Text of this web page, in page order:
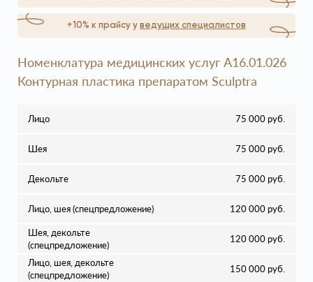
+10% к прайсу у ведущих специалистов
Номенклатура медицинских услуг A16.01.026
Контурная пластика препаратом Sculptra
Лицо 75 000 руб.
Шея 75 000 руб.
Декольте 75 000 руб.
Лицо, шея (спецпредложение) 120 000 руб.
Шея, декольте
(спецпредложение)
120 000 руб.
Лицо, шея, декольте
(спецпредложение)
150 000 руб.